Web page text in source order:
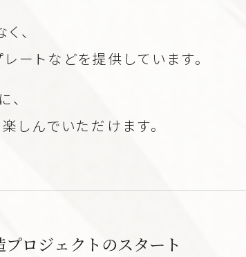
、
ートなどを提供しています。
しんでいただけます。
ロジェクトのスタート